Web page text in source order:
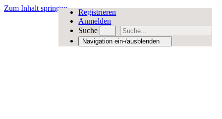
Zum Inhalt springen
Registrieren
Anmelden
Suche
Navigation ein-/ausblenden